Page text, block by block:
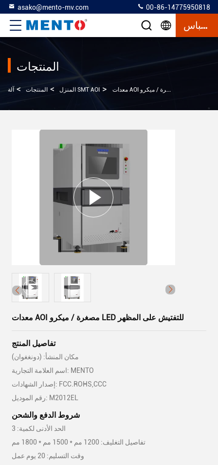
asako@mento-mv.com 00-86-14775950818
إقتباس
المنتجات
المنزل > المنتجات > آلة SMT AOI >
معدات AOI مصغرة / ميكرو LED للتفتيش على المظهر
تفاصيل المنتج
مكان المنشأ: (دونغغوان)
اسم العلامة التجارية: MENTO
إصدار الشهادات: FCC.ROHS,CCC
رقم الموديل: M2012EL
شروط الدفع والشحن
الحد الأدنى لكمية: 3
تفاصيل التغليف: 1200 مم * 1500 مم * 1800 مم
وقت التسليم: 20 يوم عمل